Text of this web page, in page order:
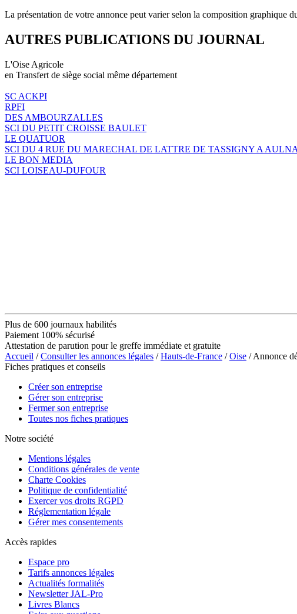
La présentation de votre annonce peut varier selon la composition graphique
AUTRES PUBLICATIONS DU JOURNAL
L'Oise Agricole
en Transfert de siège social même département
SC ACKPI
RPFI
DES AMBOURZALLES
SCI DU PETIT CROISSE BAULET
LE QUATUOR
SCI DU 4 RUE DU MARECHAL DE LATTRE DE TASSIGNY A
LE BON MEDIA
SCI LOISEAU-DUFOUR
Plus de 600 journaux habilités
Paiement 100% sécurisé
Attestation de parution pour le greffe immédiate et gratuite
Accueil /Consulter les annonces légales /Hauts-de-France /Oise / Annonce
Fiches pratiques et conseils
Créer son entreprise
Gérer son entreprise
Fermer son entreprise
Toutes nos fiches pratiques
Notre société
Mentions légales
Conditions générales de vente
Charte Cookies
Politique de confidentialité
Exercer vos droits RGPD
Réglementation légale
Gérer mes consentements
Accès rapides
Espace pro
Tarifs annonces légales
Actualités formalités
Newsletter JAL-Pro
Livres Blancs